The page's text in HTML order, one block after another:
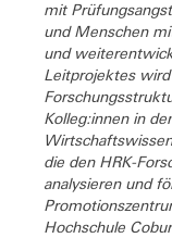
mit
und Menschen
und
Leitprojektes
Kolleg:innen in
die den HRK-
analysieren und
Hochschule